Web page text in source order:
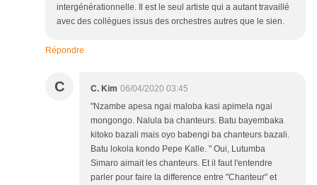
intergénérationnelle. Il est le seul artiste qui a autant travaillé
avec des collègues issus des orchestres autres que le sien.
Répondre
C C. Kim 06/04/2020 03:45
"Nzambe apesa ngai maloba kasi apimela ngai
mongongo. Nalula ba chanteurs. Batu bayembaka
kitoko bazali mais oyo babengi ba chanteurs bazali.
Batu lokola kondo Pepe Kalle. " Oui, Lutumba
Simaro aimait les chanteurs. Et il faut l'entendre
parler pour faire la difference entre "Chanteur" et